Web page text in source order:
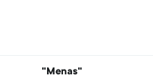
"Menas"